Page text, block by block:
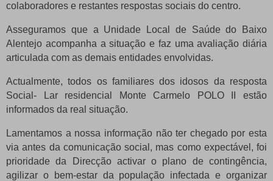
colaboradores e restantes respostas sociais do centro.
Asseguramos que a Unidade Local de Saúde do Baixo
Alentejo acompanha a situação e faz uma avaliação diária
articulada com as demais entidades envolvidas.
Actualmente, todos os familiares dos idosos da resposta
Social- Lar residencial Monte Carmelo POLO II estão
informados da real situação.
Lamentamos a nossa informação não ter chegado por esta
via antes da comunicação social, mas como expectável, foi
prioridade da Direcção activar o plano de contingência,
agilizar o bem-estar da população infectada e organizar